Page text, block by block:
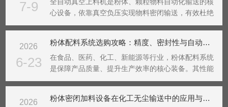
7-9
心设备，依靠真空负压实现物料密闭输送，有效杜绝
粉尘飞扬、物料污染与人工投料损耗，广泛应用于化
闭性强，安装调试质量、操作规范性直接影响输送稳
定性与车间...
2026
6-23
粉体配料系统选购攻略：精度、密封性与自动化选型解析
在食品、医药、化工、新能源等行业，粉体配料系统
是保障产品质量、提升生产效率的核心装备。其性能
直接决定配料精准度、生产合规性与运营成本。面对
性能、自动化程度三大核心维度，结合行业特性与生
2026 粉体密闭加料设备在化工无尘输送中的应用与优势